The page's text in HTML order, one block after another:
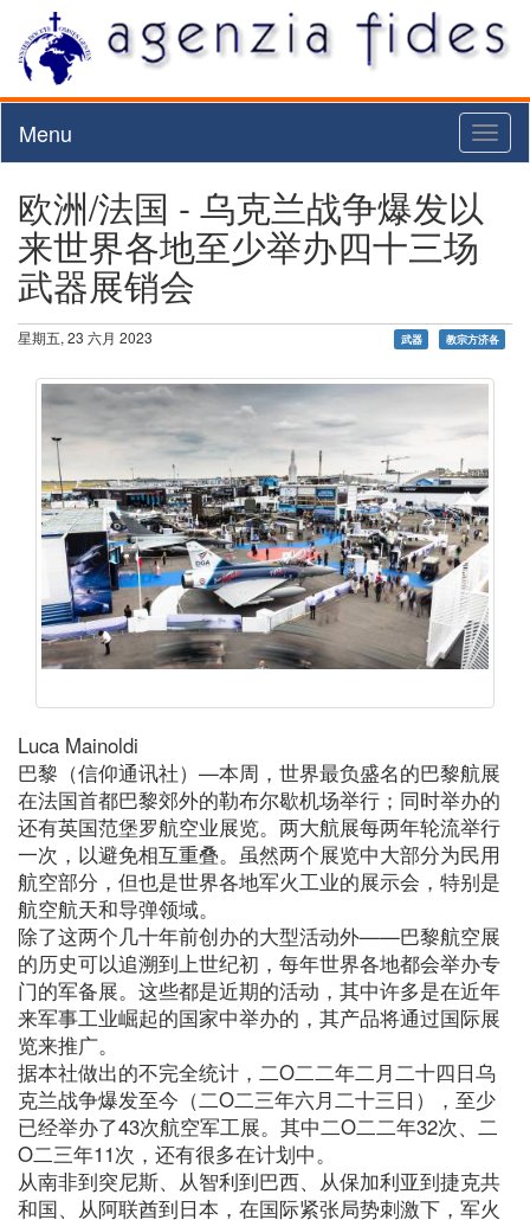
Menu
欧洲/法国 - 乌克兰战争爆发以
来世界各地至少举办四十三场
武器展销会
星期五, 23 六月 2023 武器 教宗方济各
Luca Mainoldi
巴黎（信仰通讯社）—本周，世界最负盛名的巴黎航展
在法国首都巴黎郊外的勒布尔歇机场举行；同时举办的
还有英国范堡罗航空业展览。两大航展每两年轮流举行
一次，以避免相互重叠。虽然两个展览中大部分为民用
航空部分，但也是世界各地军火工业的展示会，特别是
航空航天和导弹领域。
除了这两个几十年前创办的大型活动外——巴黎航空展
的历史可以追溯到上世纪初，每年世界各地都会举办专
门的军备展。这些都是近期的活动，其中许多是在近年
来军事工业崛起的国家中举办的，其产品将通过国际展
览来推广。
据本社做出的不完全统计，二O二二年二月二十四日乌
克兰战争爆发至今（二O二三年六月二十三日），至少
已经举办了43次航空军工展。其中二O二二年32次、二
O二三年11次，还有很多在计划中。
从南非到突尼斯、从智利到巴西、从保加利亚到捷克共
和国、从阿联酋到日本，在国际紧张局势刺激下，军火